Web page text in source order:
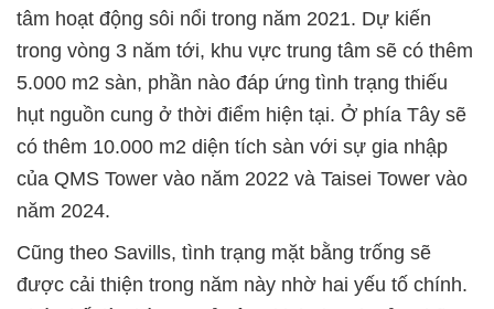
tâm hoạt động sôi nổi trong năm 2021. Dự kiến
trong vòng 3 năm tới, khu vực trung tâm sẽ có thêm
5.000 m2 sàn, phần nào đáp ứng tình trạng thiếu
hụt nguồn cung ở thời điểm hiện tại. Ở phía Tây sẽ
có thêm 10.000 m2 diện tích sàn với sự gia nhập
của QMS Tower vào năm 2022 và Taisei Tower vào
năm 2024.
Cũng theo Savills, tình trạng mặt bằng trống sẽ
được cải thiện trong năm này nhờ hai yếu tố chính.